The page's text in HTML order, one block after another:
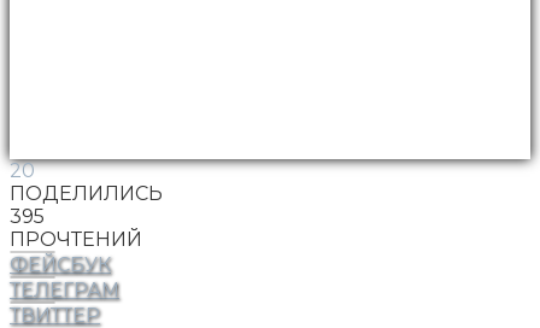
20
ПОДЕЛИЛИСЬ
395
ПРОЧТЕНИЙ
ФЕЙСБУК
ТЕЛЕГРАМ
ТВИТТЕР